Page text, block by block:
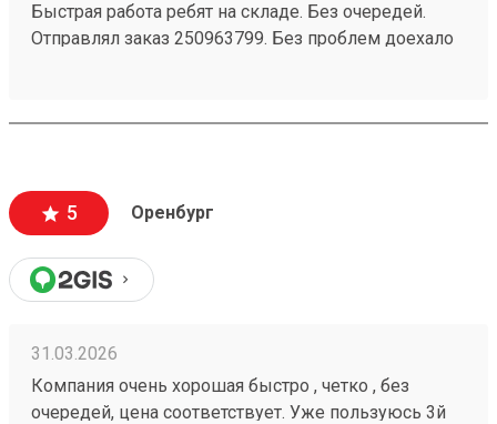
Быстрая работа ребят на складе. Без очередей.
Отправлял заказ 250963799. Без проблем доехало
5 Оренбург
31.03.2026
Компания очень хорошая быстро , четко , без
очередей, цена соответствует. Уже пользуюсь 3й